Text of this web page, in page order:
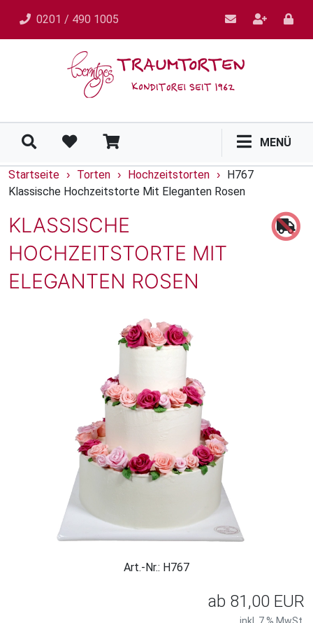
0201 / 490 1005
MENÜ
Startseite › Torten › Hochzeitstorten ›
H767
Klassische Hochzeitstorte Mit Eleganten Rosen
KLASSISCHE
HOCHZEITSTORTE MIT
ELEGANTEN ROSEN
Art.-Nr.: H767
ab 81,00 EUR